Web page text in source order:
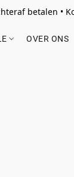
betalen •
OVER ONS